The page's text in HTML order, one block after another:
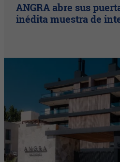
ANGRA abre sus
inédita muestra de